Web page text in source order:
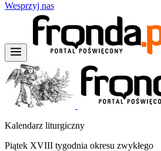
Wesprzyj nas
Kalendarz liturgiczny
Piątek XVIII tygodnia okresu zwykłego